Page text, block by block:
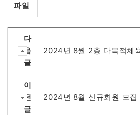
파일
다
음
글
2024년 8월 2층 다목적체
이
전
글
2024년 8월 신규회원 모집